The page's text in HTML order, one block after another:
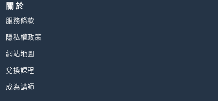
關 於
服務條款
隱私權政策
網站地圖
兌換課程
成為講師